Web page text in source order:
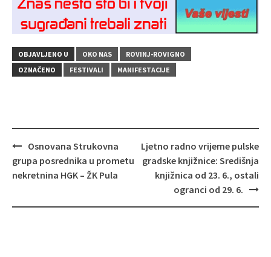
OBJAVLJENO U OKO NAS
ROVINJ-ROVIGNO
OZNAČENO
FESTIVALI MANIFESTACIJE
Navigacija
objava
Osnovana Strukovna
grupa posrednika u prometu
nekretnina HGK – ŽK Pula
Ljetno radno vrijeme pulske
gradske knjižnice: Središnja
knjižnica od 23. 6., ostali
ogranci od 29. 6.